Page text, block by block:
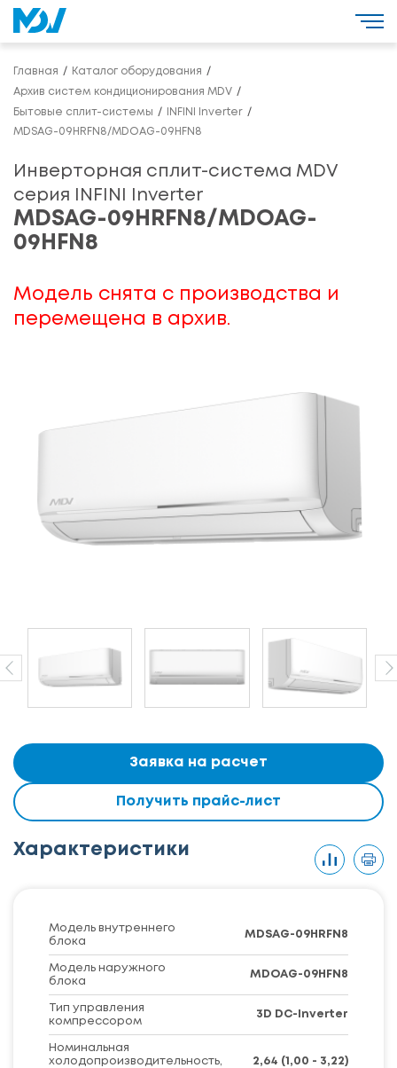
Главная Каталог оборудования
Архив систем кондиционирования MDV
Бытовые сплит-системы
INFINI Inverter
MDSAG-09HRFN8/MDOAG-09HFN8
Инверторная сплит-система MDV
серия INFINI Inverter
MDSAG-09HRFN8/MDOAG-
09HFN8
Модель снята с производства и
перемещена в архив.
Заявка на расчет
Получить прайс-лист
Характеристики
Модель внутреннего
блока
MDSAG-09HRFN8
Модель наружного
блока
MDOAG-09HFN8
Тип управления
компрессором
3D DC-Inverter
Номинальная
холодопроизводительность,
2,64 (1,00 - 3,22)